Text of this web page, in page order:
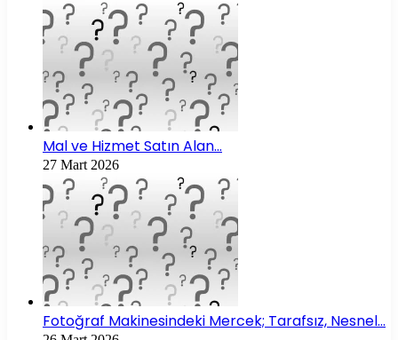
Mal ve Hizmet Satın Alan…
27 Mart 2026
Fotoğraf Makinesindeki Mercek; Tarafsız, Nesnel…